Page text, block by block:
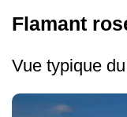
Flamant
Vue typique